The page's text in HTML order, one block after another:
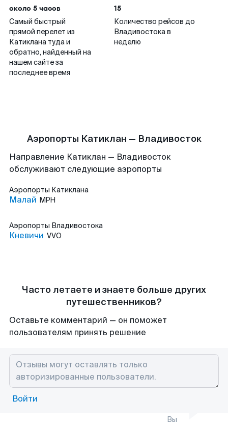
около 5 часов
Самый быстрый
прямой перелет из
Катиклана туда и
обратно, найденный на
нашем сайте за
последнее время
15
Количество рейсов до
Владивостока в
неделю
Аэропорты Катиклан — Владивосток
Направление Катиклан — Владивосток
обслуживают следующие аэропорты
Аэропорты Катиклана
Малай MPH
Аэропорты Владивостока
Кневичи VVO
Часто летаете и знаете больше других
путешественников?
Оставьте комментарий — он поможет
пользователям принять решение
Войти
Вы